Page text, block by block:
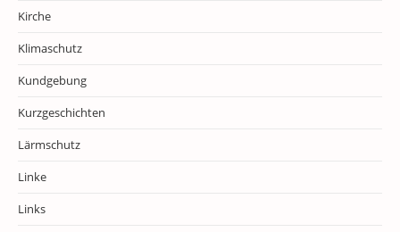
Kirche
Klimaschutz
Kundgebung
Kurzgeschichten
Lärmschutz
Linke
Links